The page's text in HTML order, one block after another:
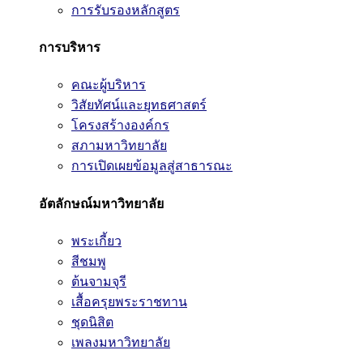
การรับรองหลักสูตร
การบริหาร
คณะผู้บริหาร
วิสัยทัศน์และยุทธศาสตร์
โครงสร้างองค์กร
สภามหาวิทยาลัย
การเปิดเผยข้อมูลสู่สาธารณะ
อัตลักษณ์มหาวิทยาลัย
พระเกี้ยว
สีชมพู
ต้นจามจุรี
เสื้อครุยพระราชทาน
ชุดนิสิต
เพลงมหาวิทยาลัย